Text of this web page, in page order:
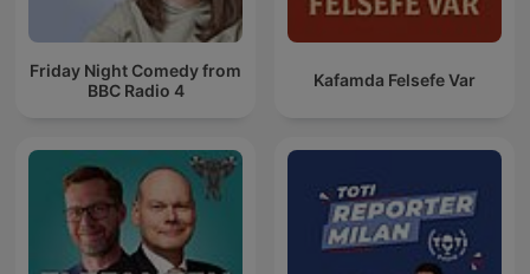
Friday Night Comedy from
BBC Radio 4
Kafamda Felsefe Var